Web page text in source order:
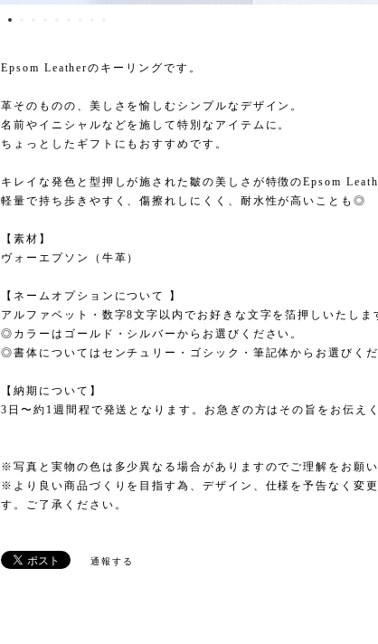
Epsom Leatherのキーリングです。
革そのものの、美しさを愉しむシンプルなデザイン。
名前やイニシャルなどを施して特別なアイテムに。
ちょっとしたギフトにもおすすめです。
キレイな発色と型押しが施された皺の美しさが特徴のEpsom
軽量で持ち歩きやすく、傷擦れしにくく、耐水性が高いことも◎
【素材】
ヴォーエプソン（牛革）
【ネームオプションについて 】
アルファベット・数字8文字以内でお好きな文字を箔押しいたしま
◎カラーはゴールド・シルバーからお選びください。
◎書体についてはセンチュリー・ゴシック・筆記体からお選びくだ
【納期について】
3日〜約1週間程で発送となります。お急ぎの方はその旨をお伝えく
※写真と実物の色は多少異なる場合がありますのでご理解をお願い
※より良い商品づくりを目指す為、デザイン、仕様を予告なく変
す。ご了承ください。
通報する